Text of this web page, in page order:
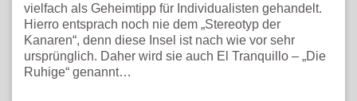
vielfach als Geheimtipp für Individualisten gehandelt.
Hierro entsprach noch nie dem „Stereotyp der
Kanaren“, denn diese Insel ist nach wie vor sehr
ursprünglich. Daher wird sie auch El Tranquillo – „Die
Ruhige“ genannt…